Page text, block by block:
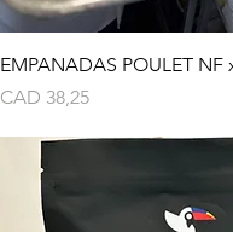
EMPANADAS POULET NF
Precio
CAD 38,25